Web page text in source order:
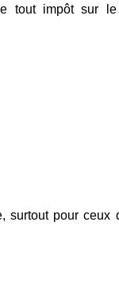
tout impôt sur
surtout pour ceux